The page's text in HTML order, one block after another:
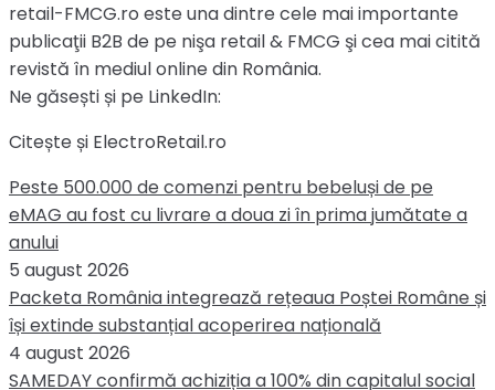
retail-FMCG.ro este una dintre cele mai importante
publicaţii B2B de pe nişa retail & FMCG şi cea mai citită
revistă în mediul online din România.
Ne găsești și pe LinkedIn:
Citește și ElectroRetail.ro
Peste 500.000 de comenzi pentru bebeluși de pe
eMAG au fost cu livrare a doua zi în prima jumătate a
anului
5 august 2026
Packeta România integrează rețeaua Poștei Române și
își extinde substanțial acoperirea națională
4 august 2026
SAMEDAY confirmă achiziția a 100% din capitalul social